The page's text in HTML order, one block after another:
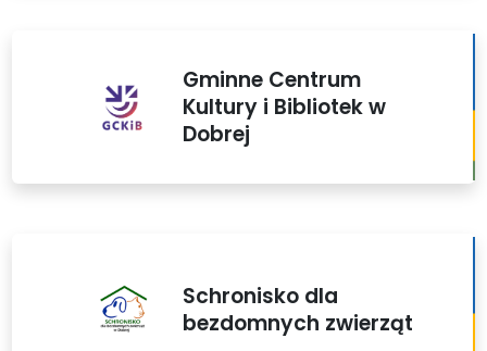
Gminne Centrum
Kultury i Bibliotek w
Dobrej
Schronisko dla
bezdomnych zwierząt